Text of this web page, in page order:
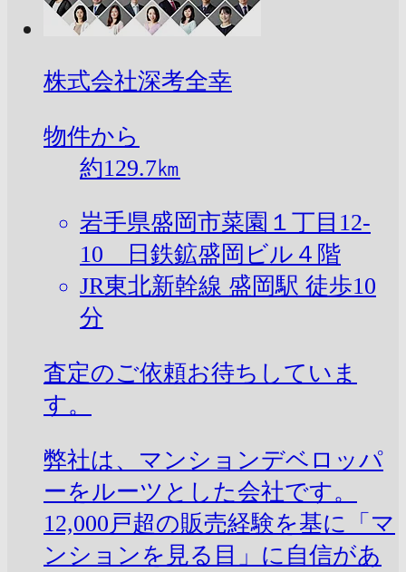
株式会社深考全幸
物件から
約129.7㎞
岩手県盛岡市菜園１丁目12-
10 日鉄鉱盛岡ビル４階
JR東北新幹線 盛岡駅 徒歩10
分
査定のご依頼お待ちしていま
す。
弊社は、マンションデベロッパ
ーをルーツとした会社です。
12,000戸超の販売経験を基に「マ
ンションを見る目」に自信があ